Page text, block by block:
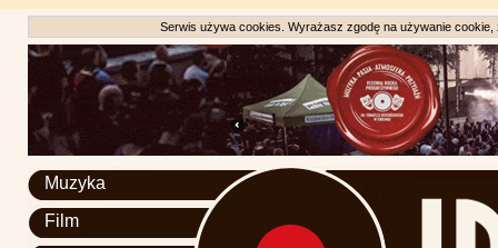
Serwis używa cookies. Wyrażasz zgodę na używanie
Muzyka
Film